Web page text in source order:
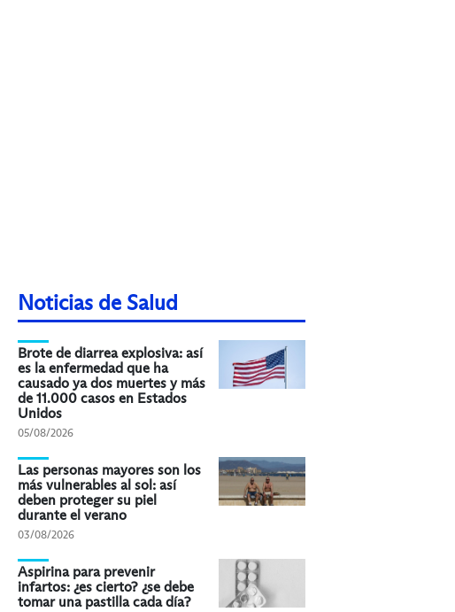
Noticias de Salud
Brote de diarrea explosiva: así
es la enfermedad que ha
causado ya dos muertes y más
de 11.000 casos en Estados
Unidos
05/08/2026
Las personas mayores son los
más vulnerables al sol: así
deben proteger su piel
durante el verano
03/08/2026
Aspirina para prevenir
infartos: ¿es cierto? ¿se debe
tomar una pastilla cada día?